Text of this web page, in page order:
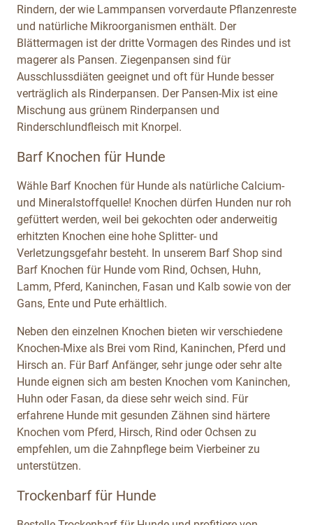
Rindern, der wie Lammpansen vorverdaute Pflanzenreste
und natürliche Mikroorganismen enthält. Der
Blättermagen ist der dritte Vormagen des Rindes und ist
magerer als Pansen. Ziegenpansen sind für
Ausschlussdiäten geeignet und oft für Hunde besser
verträglich als Rinderpansen. Der Pansen-Mix ist eine
Mischung aus grünem Rinderpansen und
Rinderschlundfleisch mit Knorpel.
Barf Knochen für Hunde
Wähle Barf Knochen für Hunde als natürliche Calcium-
und Mineralstoffquelle! Knochen dürfen Hunden nur roh
gefüttert werden, weil bei gekochten oder anderweitig
erhitzten Knochen eine hohe Splitter- und
Verletzungsgefahr besteht. In unserem Barf Shop sind
Barf Knochen für Hunde vom Rind, Ochsen, Huhn,
Lamm, Pferd, Kaninchen, Fasan und Kalb sowie von der
Gans, Ente und Pute erhältlich.
Neben den einzelnen Knochen bieten wir verschiedene
Knochen-Mixe als Brei vom Rind, Kaninchen, Pferd und
Hirsch an. Für Barf Anfänger, sehr junge oder sehr alte
Hunde eignen sich am besten Knochen vom Kaninchen,
Huhn oder Fasan, da diese sehr weich sind. Für
erfahrene Hunde mit gesunden Zähnen sind härtere
Knochen vom Pferd, Hirsch, Rind oder Ochsen zu
empfehlen, um die Zahnpflege beim Vierbeiner zu
unterstützen.
Trockenbarf für Hunde